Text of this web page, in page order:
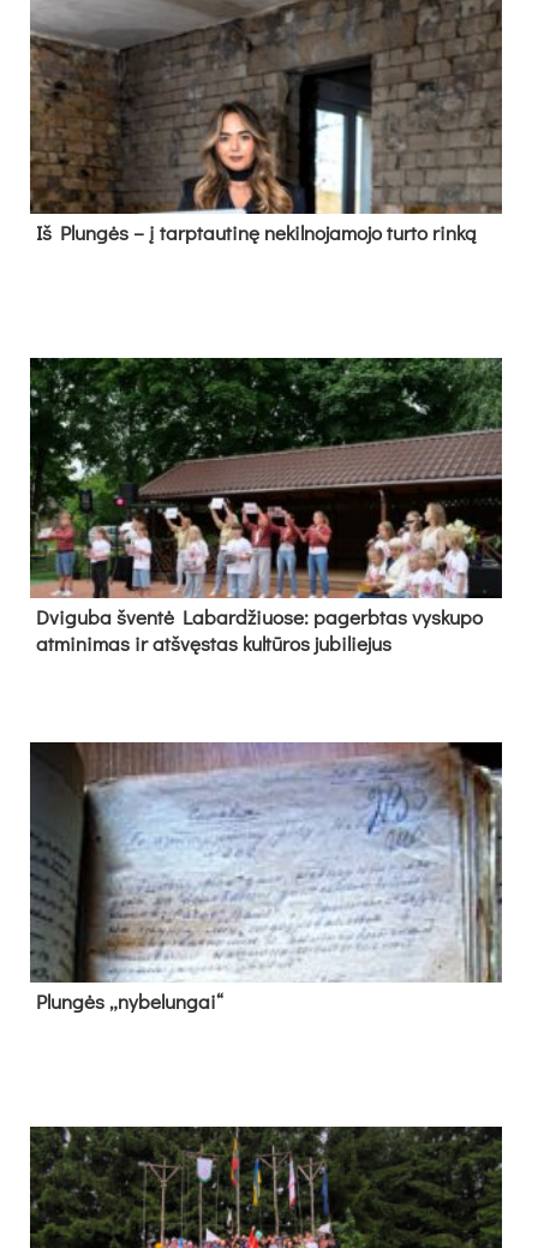
Iš Plungės – į tarptautinę nekilnojamojo turto rinką
Dvi­gu­ba šven­tė La­bar­džiuo­se: pa­gerb­tas vys­ku­po
at­mi­ni­mas ir at­švęs­tas kul­tū­ros ju­bi­lie­jus
Plun­gės „ny­be­lun­gai“